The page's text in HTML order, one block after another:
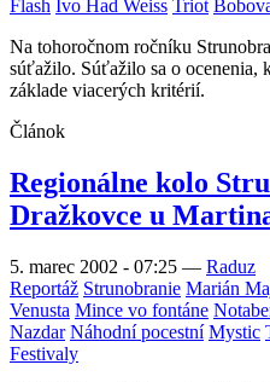
Flash Ivo Had Weiss Triot
Na tohoročnom ročníku
súťažilo. Súťažilo sa o ocenenia,
základe viacerých kritérií.
Článok
Regionálne kolo
Dražkovce u
5. marec 2002 - 07:25 — Raduz
Reportáž Strunobranie Marián
Venusta Mince vo fontáne
Nazdar Náhodní pocestní Mystic
Festivaly